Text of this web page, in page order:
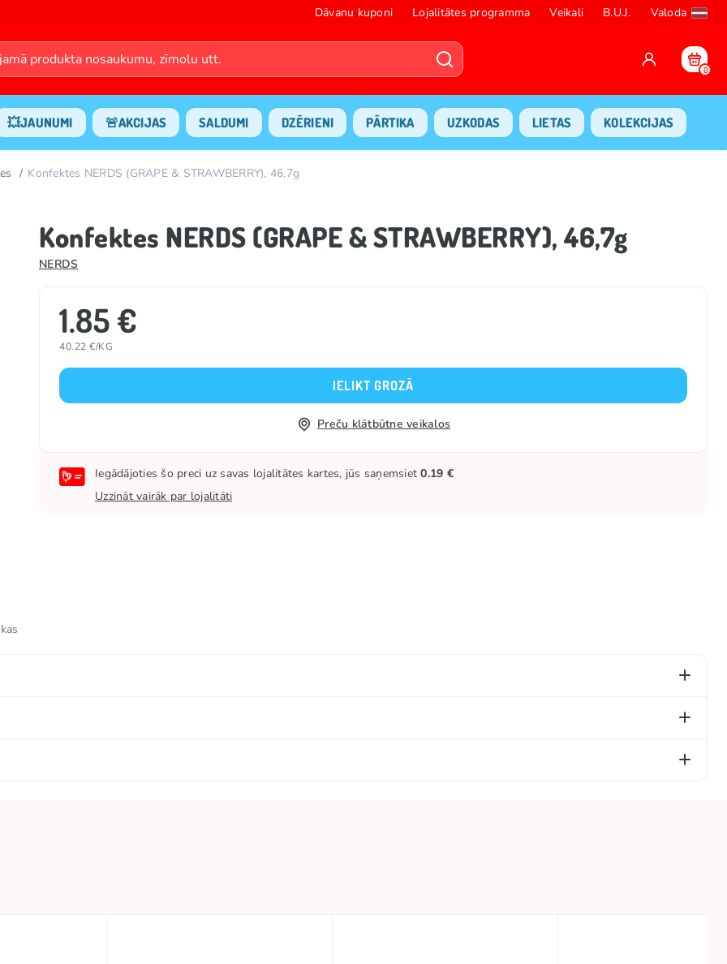
Dāvanu kuponi Lojalitātes programma Veikali B.U.J. Valoda
0
💥JAUNUMI 🚨AKCIJAS SALDUMI DZĒRIENI PĀRTIKA UZKODAS LIETAS KOLEKCIJAS
Konfektes NERDS (GRAPE & STRAWBERRY), 46,7g
Konfektes NERDS (GRAPE & STRAWBERRY), 46,7g
NERDS
1.85 €
40.22 €/KG
IELIKT GROZĀ
Preču klātbūtne veikalos
Iegādājoties šo preci uz savas lojalitātes kartes, jūs saņemsiet0.19 €
Uzzināt vairāk par lojalitāti
un dārzeņu koncentrāti (melnais burkāns, spirulīna, redīsi), biezinātājs (E414), aromatizētāji, glazētājviela